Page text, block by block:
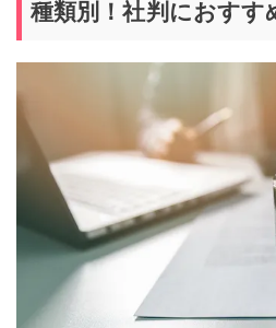
種類別！社判におすす